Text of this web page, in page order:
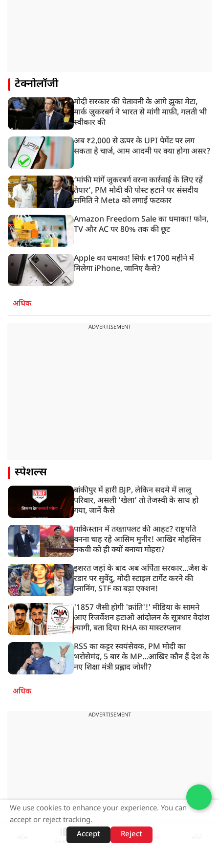
टेक्नोलॉजी
मोदी सरकार की चेतावनी के आगे झुका मेटा,
मार्क ज़ुकरबर्ग ने भारत से मांगी माफ़ी, गलती भी
स्वीकार की
अब ₹2,000 से ऊपर के UPI पेमेंट पर लग
सकता है चार्ज, आम आदमी पर क्या होगा असर?
‘मांफी मांगें जुकरबर्ग वरना कार्रवाई के लिए रहें
तैयार’, PM मोदी की पोस्ट हटाने पर संसदीय
समिति ने Meta को लगाई फटकार
Amazon Freedom Sale का धमाका! फोन,
TV और AC पर 80% तक की छूट
Apple का धमाका! सिर्फ ₹1700 महीने में
मिलेगा iPhone, जानिए कैसे?
अधिक
ADVERTISEMENT
स्पेशल्स
बांकीपुर में हारी BJP, लेकिन सदमे में लालू
परिवार, असली ‘खेला’ तो तेजस्वी के साथ हो
गया, जानें कैसे
पाकिस्तान में तख्तापलट की आहट? राष्ट्रपति
बनना चाह रहे आसिम मुनीर! आखिर मोहसिन
नकवी को ही क्यों बनाया मोहरा?
इशरत जहां के बाद अब अर्पिता सरकार...जैश के
रडार पर सुवेंदु, मोदी स्टाइल टार्गेट करने की
प्लानिंग, STF का बड़ा एक्शन!
'1857 जैसी होगी 'क्रांति'!' मीडिया के सामने
आए रिजर्वेशन हटाओ आंदोलन के सूत्रधार वेदांश
त्यागी, बता दिया RHA का मास्टरप्लान
RSS का कट्टर स्वयंसेवक, PM मोदी का
भरोसेमंद, 5 बार के MP...आखिर कौन हैं देश के
नए शिक्षा मंत्री प्रह्लाद जोशी?
अधिक
ADVERTISEMENT
वेब स्टोरीज़
We use cookies to enhance your experience. You can
accept or reject tracking.
Accept
Reject